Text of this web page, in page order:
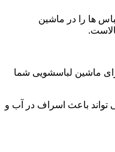
ها را در ماشین
ماشین لباسشویی شما
تواند باعث اسراف در آب و